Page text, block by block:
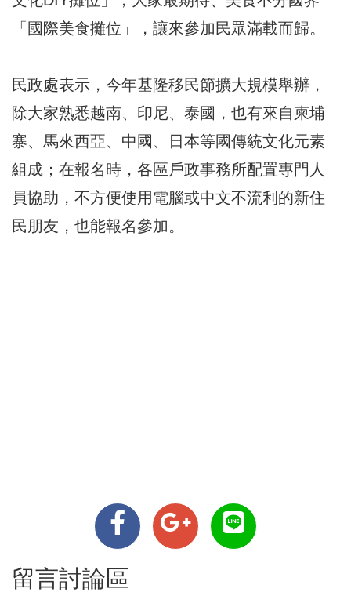
「國際美食攤位」，讓來參加民眾滿載而歸。
民政處表示，今年基隆移民節擴大規模舉辦，
除大家熟悉越南、印尼、泰國，也有來自柬埔
寨、馬來西亞、中國、日本等國傳統文化元素
組成；在報名時，各區戶政事務所配置專門人
員協助，不方便使用電腦或中文不流利的新住
民朋友，也能報名參加。
留言討論區